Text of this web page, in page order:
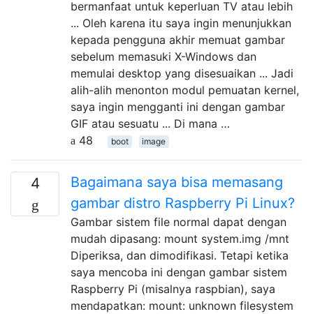
bermanfaat untuk keperluan TV atau lebih
... Oleh karena itu saya ingin menunjukkan
kepada pengguna akhir memuat gambar
sebelum memasuki X-Windows dan
memulai desktop yang disesuaikan ... Jadi
alih-alih menonton modul pemuatan kernel,
saya ingin mengganti ini dengan gambar
GIF atau sesuatu ... Di mana …
48
boot image
4
Bagaimana saya bisa memasang
gambar distro Raspberry Pi Linux?
Gambar sistem file normal dapat dengan
mudah dipasang: mount system.img /mnt
Diperiksa, dan dimodifikasi. Tetapi ketika
saya mencoba ini dengan gambar sistem
Raspberry Pi (misalnya raspbian), saya
mendapatkan: mount: unknown filesystem